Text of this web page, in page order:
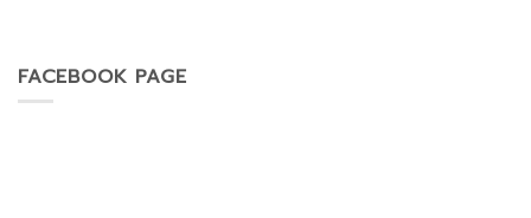
FACEBOOK PAGE